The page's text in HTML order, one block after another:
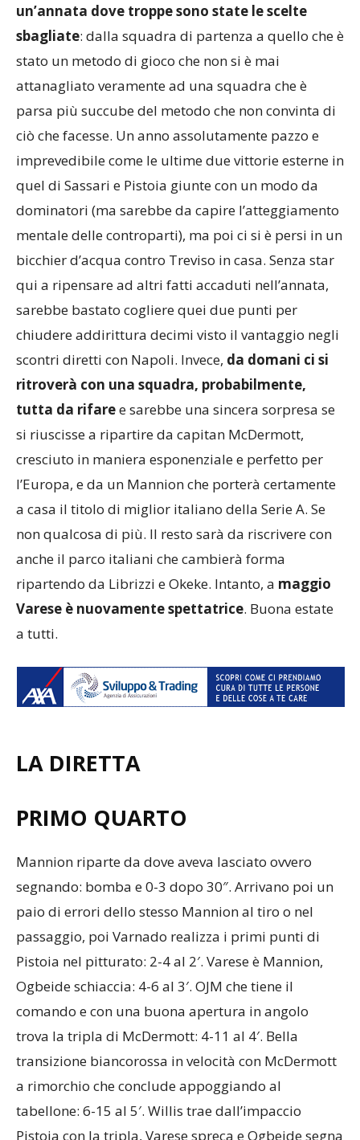
un’annata dove troppe sono state le scelte
sbagliate: dalla squadra di partenza a quello che è
stato un metodo di gioco che non si è mai
attanagliato veramente ad una squadra che è
parsa più succube del metodo che non convinta di
ciò che facesse. Un anno assolutamente pazzo e
imprevedibile come le ultime due vittorie esterne in
quel di Sassari e Pistoia giunte con un modo da
dominatori (ma sarebbe da capire l’atteggiamento
mentale delle controparti), ma poi ci si è persi in un
bicchier d’acqua contro Treviso in casa. Senza star
qui a ripensare ad altri fatti accaduti nell’annata,
sarebbe bastato cogliere quei due punti per
chiudere addirittura decimi visto il vantaggio negli
scontri diretti con Napoli. Invece, da domani ci si
ritroverà con una squadra, probabilmente,
tutta da rifaree sarebbe una sincera sorpresa se
si riuscisse a ripartire da capitan McDermott,
cresciuto in maniera esponenziale e perfetto per
l’Europa, e da un Mannion che porterà certamente
a casa il titolo di miglior italiano della Serie A. Se
non qualcosa di più. Il resto sarà da riscrivere con
anche il parco italiani che cambierà forma
ripartendo da Librizzi e Okeke. Intanto, a maggio
Varese è nuovamente spettatrice. Buona estate
a tutti.
LA DIRETTA
PRIMO QUARTO
Mannion riparte da dove aveva lasciato ovvero
segnando: bomba e 0-3 dopo 30″. Arrivano poi un
paio di errori dello stesso Mannion al tiro o nel
passaggio, poi Varnado realizza i primi punti di
Pistoia nel pitturato: 2-4 al 2′. Varese è Mannion,
Ogbeide schiaccia: 4-6 al 3′. OJM che tiene il
comando e con una buona apertura in angolo
trova la tripla di McDermott: 4-11 al 4′. Bella
transizione biancorossa in velocità con McDermott
a rimorchio che conclude appoggiando al
tabellone: 6-15 al 5′. Willis trae dall’impaccio
Pistoia con la tripla, Varese spreca e Ogbeide segna